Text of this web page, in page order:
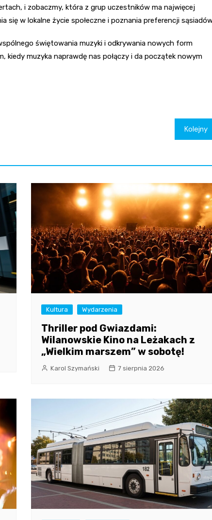
i zobaczmy, która z grup uczestników ma najwięcej
się w lokalne życie społeczne i poznania preferencji
świętowania muzyki i odkrywania nowych form
kiedy muzyka naprawdę nas połączy i da początek nowym
Kolejny
Kultura Wydarzenia
Thriller pod Gwiazdami:
Wilanowskie Kino na Leżakach z
„Wielkim marszem” w sobotę!
Karol Szymański 7 sierpnia 2026